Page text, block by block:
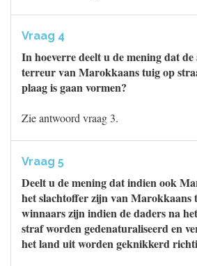
Vraag 4
In hoeverre deelt u de mening dat
terreur van Marokkaans tuig op
plaag is gaan vormen?
Zie antwoord vraag 3.
Vraag 5
Deelt u de mening dat indien ook
het slachtoffer zijn van Marokkaans
winnaars zijn indien de daders na
straf worden gedenaturaliseerd en
het land uit worden geknikkerd